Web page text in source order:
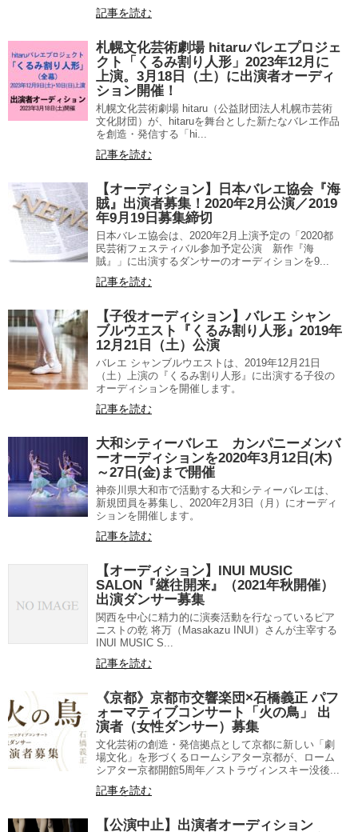
記事を読む
札幌文化芸術劇場 hitaruバレエプロジェ
クト「くるみ割り人形」2023年12月に
上演。3月18日（土）に出演者オーディ
ション開催！
札幌文化芸術劇場 hitaru（公益財団法人札幌市芸術
文化財団）が、hitaruを舞台とした新たなバレエ作品
を創造・発信する「hi...
記事を読む
【オーディション】日本バレエ協会『海
賊』出演者募集！2020年2月公演／2019
年9月19日募集締切
日本バレエ協会は、2020年2月上演予定の「2020都
民芸術フェスティバル参加予定公演 新作『海
賊』」に出演するダンサーのオーディションを9...
記事を読む
【子役オーディション】バレエ シャン
ブルウエスト『くるみ割り人形』2019年
12月21日（土）公演
バレエ シャンブルウエストは、2019年12月21日
（土）上演の『くるみ割り人形』に出演する子役の
オーディションを開催します。
記事を読む
大和シティーバレエ カンパニーメンバ
ーオーディションを2020年3月12日(木)
～27日(金)まで開催
神奈川県大和市で活動する大和シティーバレエは、
新規団員を募集し、2020年2月3日（月）にオーディ
ションを開催します。
記事を読む
【オーディション】INUI MUSIC
SALON『継往開来』（2021年秋開催）
出演ダンサー募集
関西を中心に精力的に演奏活動を行なっているピア
ニストの乾 将万（Masakazu INUI）さんが主宰する
INUI MUSIC S...
記事を読む
《京都》京都市交響楽団×石橋義正 パフ
ォーマティブコンサート「火の鳥」 出
演者（女性ダンサー）募集
文化芸術の創造・発信拠点として京都に新しい「劇
場文化」を形づくるロームシアター京都が、ローム
シアター京都開館5周年／ストラヴィンスキー没後...
記事を読む
【公演中止】出演者オーディション